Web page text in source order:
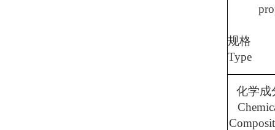
规格
Type
化学成